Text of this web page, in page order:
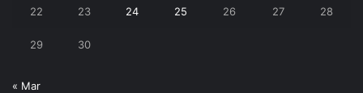
22 23 24 25 26 27 28
29 30
« Mar